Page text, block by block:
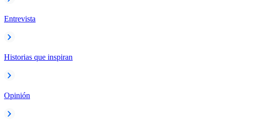
Entrevista
Historias que inspiran
Opinión